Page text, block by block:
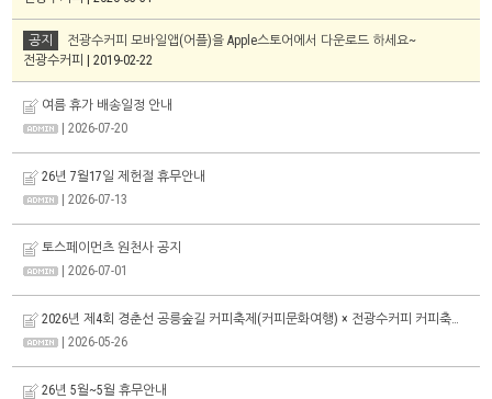
공지
전광수커피 모바일앱(어플)을 Apple스토어에서 다운로드 하세요~
전광수커피 | 2019-02-22
여름 휴가 배송일정 안내
| 2026-07-20
26년 7월17일 제헌절 휴무안내
| 2026-07-13
토스페이먼츠 원천사 공지
| 2026-07-01
2026년 제4회 경춘선 공릉숲길 커피축제(커피문화여행) × 전광수커피 커피축제안내
| 2026-05-26
26년 5월~5월 휴무안내